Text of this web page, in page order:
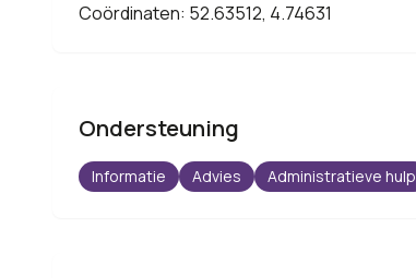
Coördinaten: 52.63512, 4.74631
Ondersteuning
Informatie Advies Administratieve hulp